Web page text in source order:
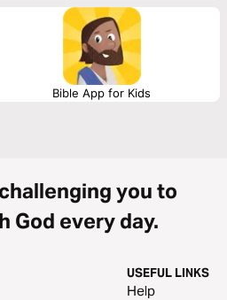
Bible App for Kids
you to
God every day.
USEFUL LINKS
Help